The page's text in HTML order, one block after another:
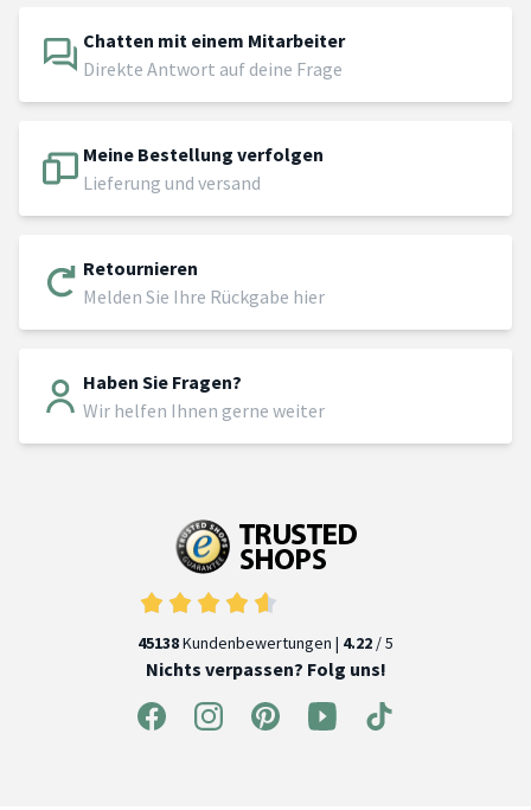
Chatten mit einem Mitarbeiter
Direkte Antwort auf deine Frage
Meine Bestellung verfolgen
Lieferung und versand
Retournieren
Melden Sie Ihre Rückgabe hier
Haben Sie Fragen?
Wir helfen Ihnen gerne weiter
45138Kundenbewertungen | 4.22 / 5
Nichts verpassen? Folg uns!